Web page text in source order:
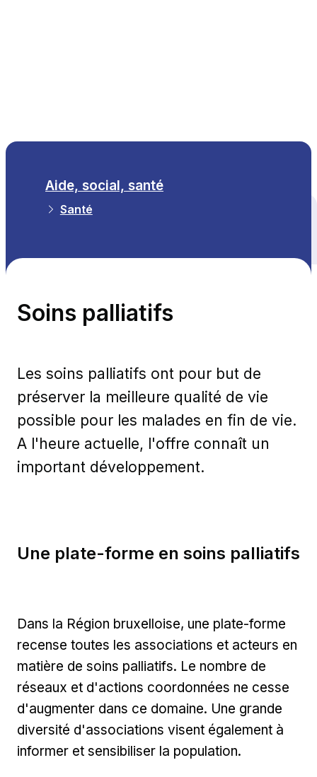
Aide, social, santé
Santé
Soins palliatifs
Les soins palliatifs ont pour but de
préserver la meilleure qualité de vie
possible pour les malades en fin de vie.
A l'heure actuelle, l'offre connaît un
important développement.
Une plate-forme en soins palliatifs
Dans la Région bruxelloise, une plate-forme
recense toutes les associations et acteurs en
matière de soins palliatifs. Le nombre de
réseaux et d'actions coordonnées ne cesse
d'augmenter dans ce domaine. Une grande
diversité d'associations visent également à
informer et sensibiliser la population.